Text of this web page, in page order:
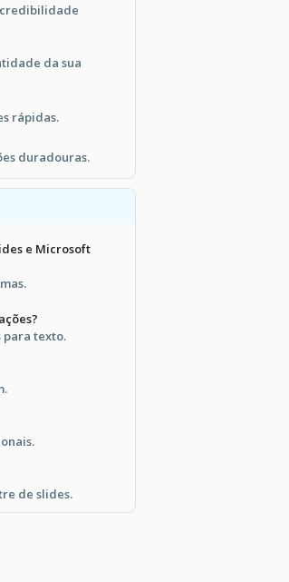
da sua
rápidas.
duradouras.
e Microsoft
para texto.
de slides.